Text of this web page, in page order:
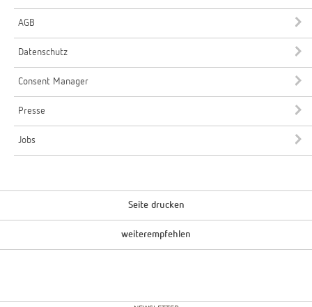
AGB
Datenschutz
Consent Manager
Presse
Jobs
Seite drucken
weiterempfehlen